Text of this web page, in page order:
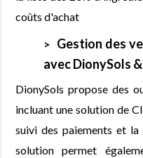
coûts d'achat
Gestion des
avec DionySols
DionySols propose des
incluant une solution de
suivi des paiements et
solution permet